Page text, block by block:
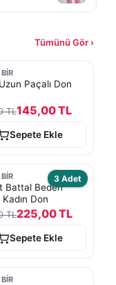
Tümünü Gör ›
Paçalı Don
TL145,00 TL
Sepete Ekle
3 Adet
Battal Beden
Kadın Don
TL225,00 TL
Sepete Ekle